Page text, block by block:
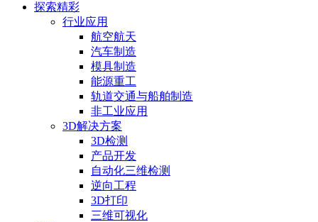
探索精彩
行业应用
航空航天
汽车制造
模具制造
能源重工
轨道交通与船舶制造
非工业应用
3D解决方案
3D检测
产品开发
自动化三维检测
逆向工程
3D打印
三维可视化